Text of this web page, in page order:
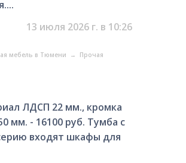
13 июля 2026 г. в 10:26
мебель в Тюмени → Прочая
ЛДСП 22 мм., кромка
мм. - 16100 руб. Тумба с
входят шкафы для